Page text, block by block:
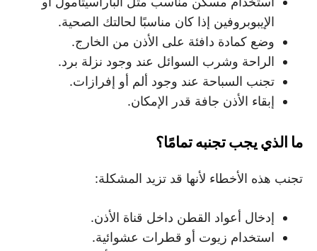
الإيبوبروفين إذا كان مناسبًا لحالتك الصحية.
وضع كمادة دافئة على الأذن من الخارج.
الراحة وشرب السوائل عند وجود نزلة برد.
تجنب السباحة عند وجود ألم أو إفرازات.
إبقاء الأذن جافة قدر الإمكان.
ما الذي يجب تجنبه تمامًا؟
تجنب هذه الأخطاء لأنها قد تزيد المشكلة:
إدخال أعواد القطن داخل قناة الأذن.
استخدام زيوت أو قطرات عشوائية.